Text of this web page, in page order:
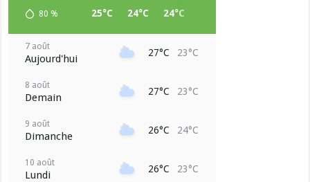
80 % 25°C 24°C 24°C
7 août
Aujourd'hui 27°C 23°C
8 août
Demain 27°C 23°C
9 août
Dimanche 26°C 24°C
10 août
Lundi 26°C 23°C